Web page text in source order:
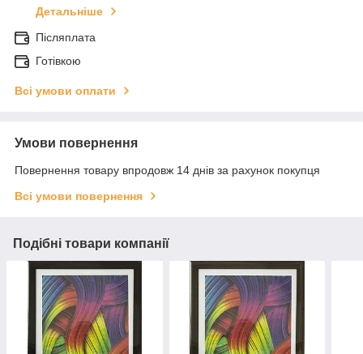
Детальніше
Післяплата
Готівкою
Всі умови оплати
Умови повернення
Повернення товару впродовж 14 днів за рахунок покупця
Всі умови повернення
Подібні товари компанії